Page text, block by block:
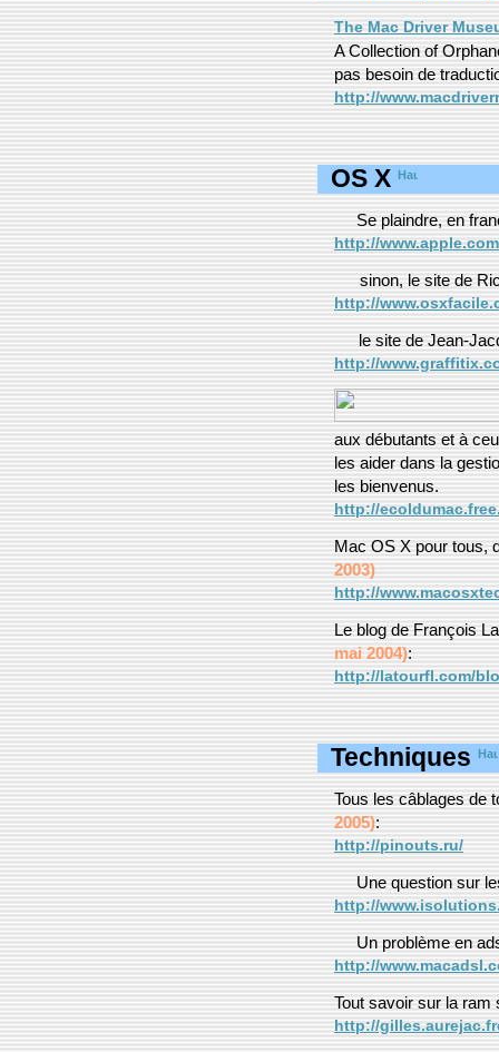
The Mac Driver
A Collection of
pas besoin de
http://
OS X
Se plaindre, en
http://
sinon, le site de
http://
le site de Jean-
http://
aux débutants et à
les aider dans la
les bienvenus.
http://
Mac OS X pour tous,
2003)
http://
Le blog de François
mai 2004):
http://latourfl.com/
Techniques
Tous les câblages de
2005):
http://pinouts.ru/
Une question sur
http://
Un problème en
http://
Tout savoir sur la ram
http://